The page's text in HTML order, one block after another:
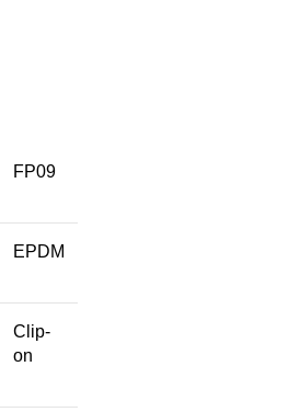
FP09
EPDM
Clip-
on